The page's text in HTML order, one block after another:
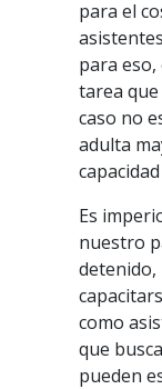
para el
para
tarea
caso no
adulta
Es
nuestro
detenido,
como
que
pueden